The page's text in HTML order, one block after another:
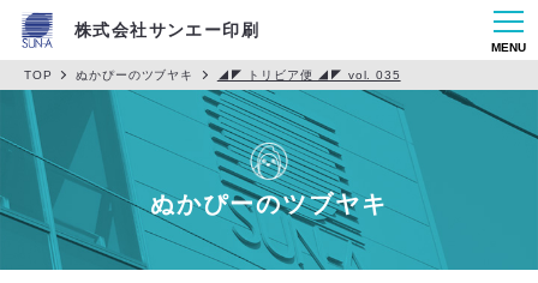
株式会社サンエー印刷
MENU
TOP ぬかぴーのツブヤキ ◢◤ トリビア便 ◢◤ vol. 035
ぬかぴーのツブヤキ